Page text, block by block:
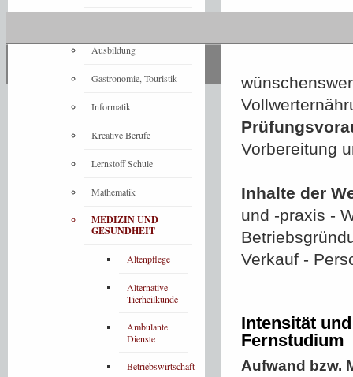
Vorbereitung
Inhalte der
und -praxis -
Verkauf -
Intensität
Fernstudium
Aufwand bzw.
Ausbildung
Gastronomie, Touristik
Informatik
Kreative Berufe
Lernstoff Schule
Mathematik
MEDIZIN UND
GESUNDHEIT
Altenpflege
Alternative
Tierheilkunde
Ambulante
Dienste
Betriebswirtschaft